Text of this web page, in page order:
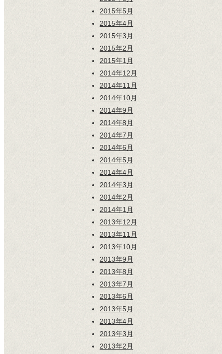
2015年5月
2015年4月
2015年3月
2015年2月
2015年1月
2014年12月
2014年11月
2014年10月
2014年9月
2014年8月
2014年7月
2014年6月
2014年5月
2014年4月
2014年3月
2014年2月
2014年1月
2013年12月
2013年11月
2013年10月
2013年9月
2013年8月
2013年7月
2013年6月
2013年5月
2013年4月
2013年3月
2013年2月